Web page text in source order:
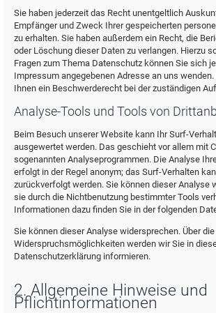
Sie haben jederzeit das Recht unentgeltlich
Empfänger und Zweck Ihrer gespeicherten
zu erhalten. Sie haben außerdem ein Recht, die
oder Löschung dieser Daten zu verlangen. Hierzu
Fragen zum Thema Datenschutz können Sie sich
Impressum angegebenen Adresse an uns
Ihnen ein Beschwerderecht bei der zuständigen
Analyse-Tools und Tools von
Beim Besuch unserer Website kann Ihr Surf-
ausgewertet werden. Das geschieht vor allem mit
sogenannten Analyseprogrammen. Die Analyse
erfolgt in der Regel anonym; das Surf-Verhalten
zurückverfolgt werden. Sie können dieser Analyse
sie durch die Nichtbenutzung bestimmter Tools
Informationen dazu finden Sie in der folgenden
Sie können dieser Analyse widersprechen. Über die
Widerspruchsmöglichkeiten werden wir Sie in
Datenschutzerklärung informieren.
2. Allgemeine Hinweise und
Pflichtinformationen